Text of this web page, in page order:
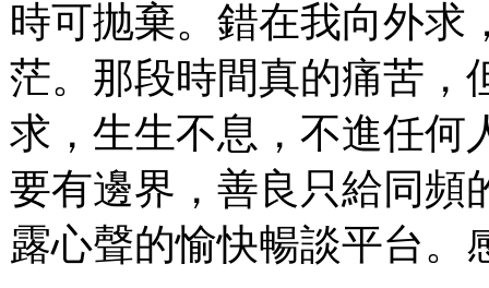
時可抛棄。錯在我向外求
茫。那段時間真的痛苦，
求，生生不息，不進任何
要有邊界，善良只給同頻
露心聲的愉快暢談平台